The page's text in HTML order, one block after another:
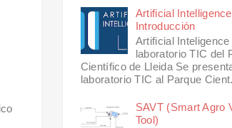
Artificial
Introducción
Artificial
laboratorio TIC del
Científico de Lleida Se
laboratorio TIC al Parque
SAVT (Smart Agro
Tool)